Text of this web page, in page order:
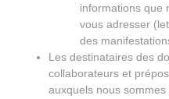
informations que
vous adresser
des
Les destinataires des
collaborateurs et
auxquels nous